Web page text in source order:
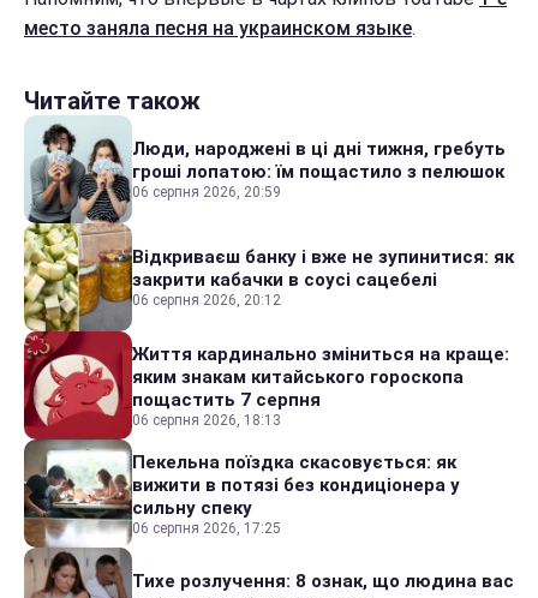
место заняла песня на украинском языке.
Читайте також
Люди, народжені в ці дні тижня, гребуть
гроші лопатою: їм пощастило з пелюшок
06 серпня 2026, 20:59
Відкриваєш банку і вже не зупинитися: як
закрити кабачки в соусі сацебелі
06 серпня 2026, 20:12
Життя кардинально зміниться на краще:
яким знакам китайського гороскопа
пощастить 7 серпня
06 серпня 2026, 18:13
Пекельна поїздка скасовується: як
вижити в потязі без кондиціонера у
сильну спеку
06 серпня 2026, 17:25
Тихе розлучення: 8 ознак, що людина вас